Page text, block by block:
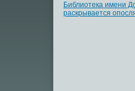
Библиотека имени
раскрывается